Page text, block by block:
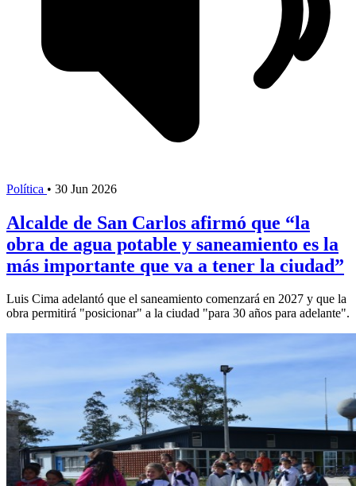
Política • 30 Jun 2026
Alcalde de San Carlos afirmó que “la
obra de agua potable y saneamiento es la
más importante que va a tener la ciudad”
Luis Cima adelantó que el saneamiento comenzará en 2027 y que la
obra permitirá "posicionar" a la ciudad "para 30 años para adelante".